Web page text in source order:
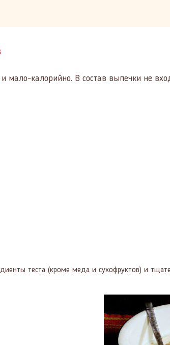
мало-калорийно. В состав выпечки не
теста (кроме меда и сухофруктов) и